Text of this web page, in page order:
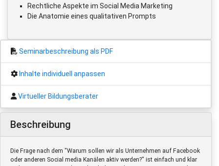
Rechtliche Aspekte im Social Media Marketing
Die Anatomie eines qualitativen Prompts
Seminarbeschreibung als PDF
Inhalte individuell anpassen
Virtueller Bildungsberater
Beschreibung
Die Frage nach dem "Warum sollen wir als Unternehmen auf Facebook
oder anderen Social media Kanälen aktiv werden?" ist einfach und klar